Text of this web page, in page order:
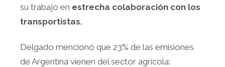
su trabajo en estrecha colaboración con los
transportistas.
Delgado mencionó que 23% de las emisiones
de Argentina vienen del sector agrícola: